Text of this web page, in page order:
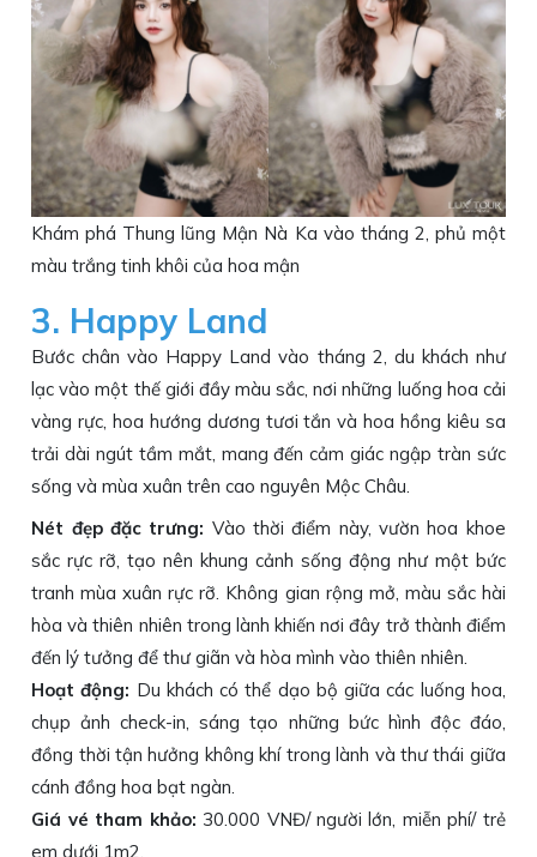
Khám phá Thung lũng Mận Nà Ka vào tháng 2, phủ một
màu trắng tinh khôi của hoa mận
3. Happy Land
Bước chân vào Happy Land vào tháng 2, du khách như
lạc vào một thế giới đầy màu sắc, nơi những luống hoa cải
vàng rực, hoa hướng dương tươi tắn và hoa hồng kiêu sa
trải dài ngút tầm mắt, mang đến cảm giác ngập tràn sức
sống và mùa xuân trên cao nguyên Mộc Châu.
Nét đẹp đặc trưng: Vào thời điểm này, vườn hoa khoe
sắc rực rỡ, tạo nên khung cảnh sống động như một bức
tranh mùa xuân rực rỡ. Không gian rộng mở, màu sắc hài
hòa và thiên nhiên trong lành khiến nơi đây trở thành điểm
đến lý tưởng để thư giãn và hòa mình vào thiên nhiên.
Hoạt động: Du khách có thể dạo bộ giữa các luống hoa,
chụp ảnh check-in, sáng tạo những bức hình độc đáo,
đồng thời tận hưởng không khí trong lành và thư thái giữa
cánh đồng hoa bạt ngàn.
Giá vé tham khảo: 30.000 VNĐ/ người lớn, miễn phí/ trẻ
em dưới 1m2.